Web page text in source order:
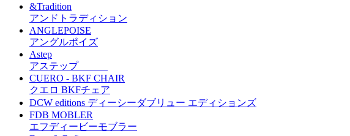
&Tradition
アンドトラディション
ANGLEPOISE
アングルポイズ
Astep
アステップ
CUERO - BKF CHAIR
クエロ BKFチェア
DCW editions ディーシーダブリュー エディションズ
FDB MOBLER
エフディービーモブラー